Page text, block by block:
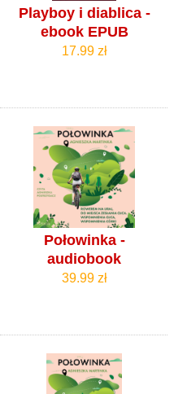
Playboy i diablica -
ebook EPUB
17.99 zł
Połowinka -
audiobook
39.99 zł